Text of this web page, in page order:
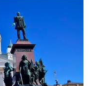
קרוזים